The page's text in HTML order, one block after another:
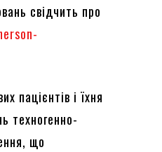
свідчить про
пацієнтів і їхня
техногенно-
що